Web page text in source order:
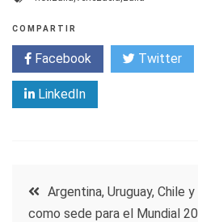
COMPARTIR
Facebook Twitter
LinkedIn
Navegación
Argentina, Uruguay, Chile
como sede para el Mundial